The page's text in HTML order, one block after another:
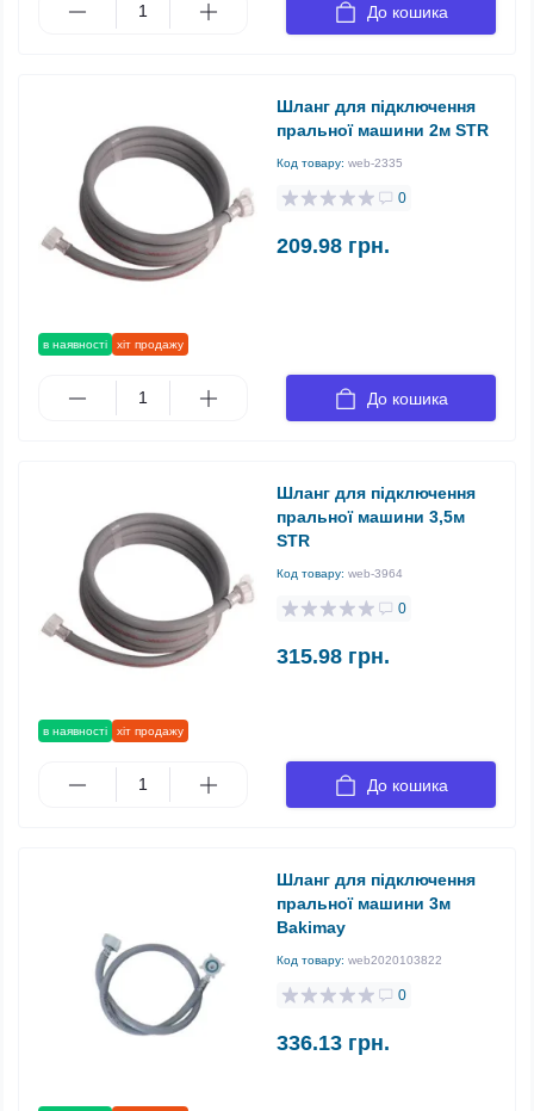
До кошика
в наявності хіт продажу
Шланг для підключення
пральної машини 2м STR
Код товару: web-2335
0
209.98 грн.
До кошика
в наявності хіт продажу
Шланг для підключення
пральної машини 3,5м
STR
Код товару: web-3964
0
315.98 грн.
До кошика
Шланг для підключення
пральної машини 3м
Bakimay
Код товару: web2020103822
0
336.13 грн.